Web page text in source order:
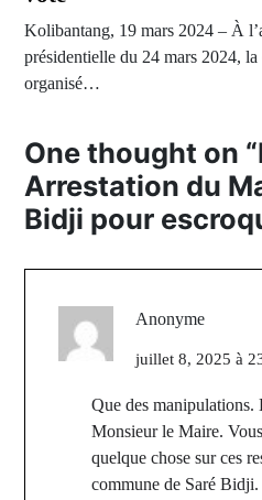
Kolibantang, 19 mars 2024 – À
présidentielle du 24 mars 2024,
organisé…
One thought on “
Arrestation du
Bidji pour
Anonyme
juillet 8, 2025 à
Que des manipulations.
Monsieur le Maire.
quelque chose sur ces
commune de Saré Bidji.